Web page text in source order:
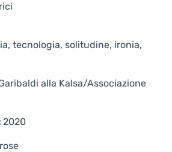
tecnologia, solitudine, ironia,
alla Kalsa/Associazione
2020